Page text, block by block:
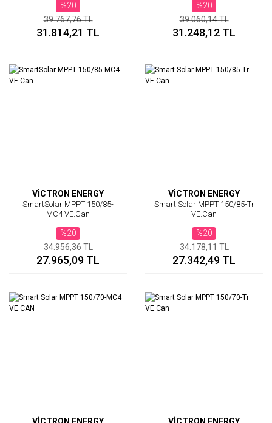
%20
31.814,21 TL
39.767,76 TL
%20
31.248,12 TL
39.060,14 TL
VİCTRON ENERGY
SmartSolar MPPT 150/85-
MC4 VE.Can
%20
27.965,09 TL
34.956,36 TL
VİCTRON ENERGY
Smart Solar MPPT 150/85-Tr
VE.Can
%20
27.342,49 TL
34.178,11 TL